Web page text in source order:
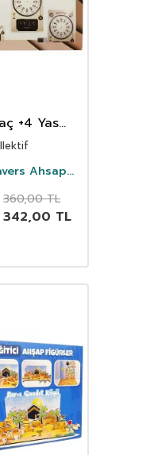
+4 Yas
Ahsap
360,00TL
342,00 TL